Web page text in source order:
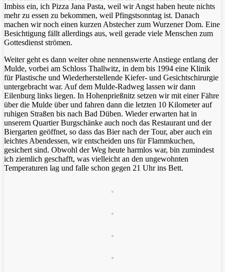
Imbiss ein, ich Pizza Jana Pasta, weil wir Angst haben heute nichts
mehr zu essen zu bekommen, weil Pfingstsonntag ist. Danach
machen wir noch einen kurzen Abstecher zum Wurzener Dom. Eine
Besichtigung fällt allerdings aus, weil gerade viele Menschen zum
Gottesdienst strömen.
Weiter geht es dann weiter ohne nennenswerte Anstiege entlang der
Mulde, vorbei am Schloss Thallwitz, in dem bis 1994 eine Klinik
für Plastische und Wiederherstellende Kiefer- und Gesichtschirurgie
untergebracht war. Auf dem Mulde-Radweg lassen wir dann
Eilenburg links liegen. In Hohenprießnitz setzen wir mit einer Fähre
über die Mulde über und fahren dann die letzten 10 Kilometer auf
ruhigen Straßen bis nach Bad Düben. Wieder erwarten hat in
unserem Quartier Burgschänke auch noch das Restaurant und der
Biergarten geöffnet, so dass das Bier nach der Tour, aber auch ein
leichtes Abendessen, wir entscheiden uns für Flammkuchen,
gesichert sind. Obwohl der Weg heute harmlos war, bin zumindest
ich ziemlich geschafft, was vielleicht an den ungewohnten
Temperaturen lag und falle schon gegen 21 Uhr ins Bett.